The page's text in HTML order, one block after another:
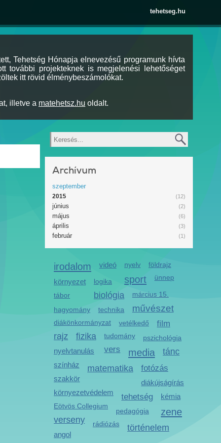
tehetseg.hu
Tehetség Hónapja elnevezésű programunk hívta
további projekteknek is megjelenési lehetőséget
itt rövid élménybeszámolókat.
illetve a matehetsz.hu oldalt.
Keresés
Archívum
szeptember
(12)
2015
(2)
június
(6)
május
(3)
április
(1)
február
irodalom videó nyelv földrajz
sport
környezet
biológia
ünnep
logika
március 15.
művészet
hagyomány
diákönkormányzat
tábor
technika
vetélkedő
film
rajz fizika tudomány pszichológia
nyelvtanulás vers media
színház matematika fotózás
diákújságírás
tánc
szakkör
környezetvédelem
tehetség
Eötvös Collegium
pedagógia
kémia
verseny
zene
rádiózás történelem
angol